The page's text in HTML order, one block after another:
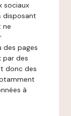
sociaux
disposant
ne
des pages
par des
donc des
à